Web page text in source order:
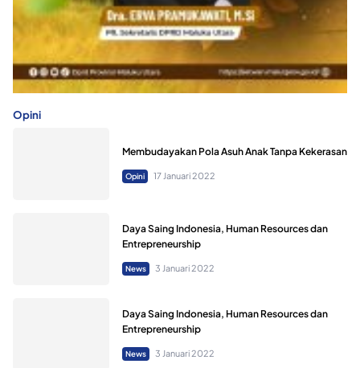
Opini
Membudayakan Pola Asuh Anak Tanpa Kekerasan
Opini 17 Januari 2022
Daya Saing Indonesia, Human Resources dan
Entrepreneurship
News 3 Januari 2022
Daya Saing Indonesia, Human Resources dan
Entrepreneurship
News 3 Januari 2022